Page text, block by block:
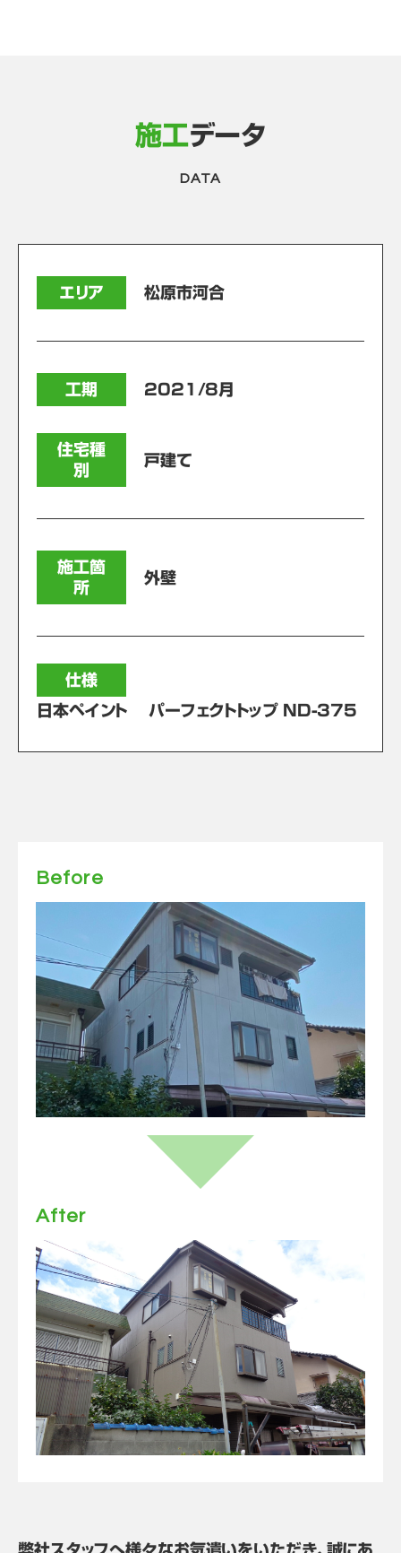
施工データ
DATA
エリア 松原市河合
工期 2021/8月
住宅種
別
戸建て
施工箇
所
外壁
仕様
日本ペイント パーフェクトトップ ND-375
Before
After
弊社スタッフへ様々なお気遣いをいただき、誠にあ